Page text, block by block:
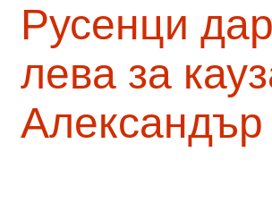
Русенци
лева за
Александър